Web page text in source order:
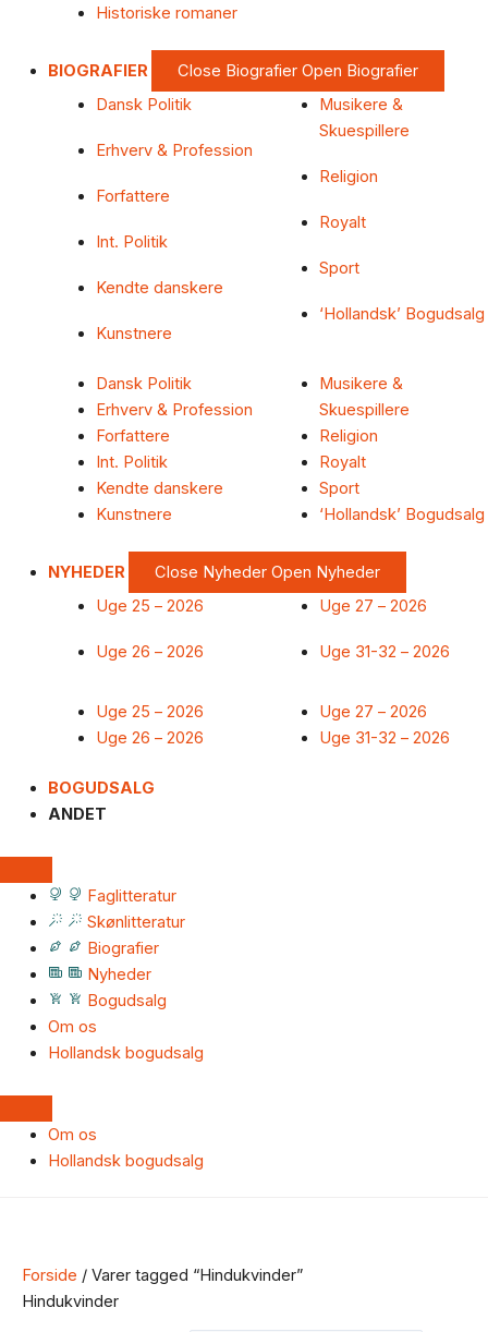
Historiske romaner
BIOGRAFIER Close Biografier Open Biografier
Dansk Politik
Erhverv & Profession
Forfattere
Int. Politik
Kendte danskere
Kunstnere
Musikere &
Skuespillere
Religion
Royalt
Sport
‘Hollandsk’ Bogudsalg
Dansk Politik
Erhverv & Profession
Forfattere
Int. Politik
Kendte danskere
Kunstnere
Musikere &
Skuespillere
Religion
Royalt
Sport
‘Hollandsk’ Bogudsalg
NYHEDER Close Nyheder Open Nyheder
Uge 25 – 2026
Uge 26 – 2026
Uge 27 – 2026
Uge 31-32 – 2026
Uge 25 – 2026
Uge 26 – 2026
Uge 27 – 2026
Uge 31-32 – 2026
BOGUDSALG
ANDET
Faglitteratur
Skønlitteratur
Biografier
Nyheder
Bogudsalg
Om os
Hollandsk bogudsalg
Om os
Hollandsk bogudsalg
Forside / Varer tagged “Hindukvinder”
Hindukvinder